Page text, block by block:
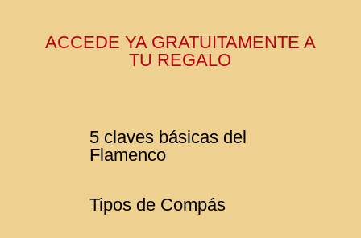
ACCEDE YA GRATUITAMENTE A
TU REGALO
5 claves básicas del
Flamenco
Tipos de Compás